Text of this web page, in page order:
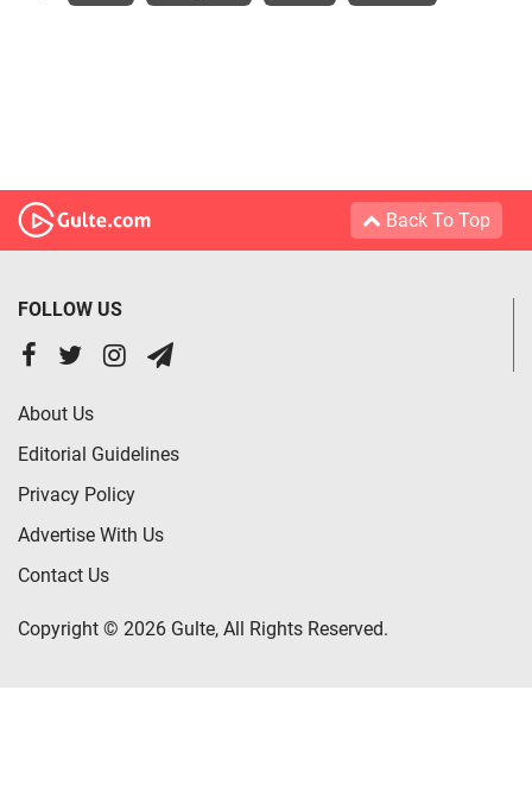
Back To Top
FOLLOW US
About Us
Editorial Guidelines
Privacy Policy
Advertise With Us
Contact Us
Copyright © 2026 Gulte, All Rights Reserved.